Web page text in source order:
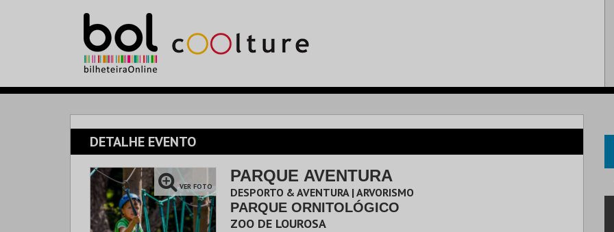
DETALHE EVENTO
VER FOTO
PARQUE AVENTURA
DESPORTO & AVENTURA | ARVORISMO
PARQUE ORNITOLÓGICO
ZOO DE LOUROSA